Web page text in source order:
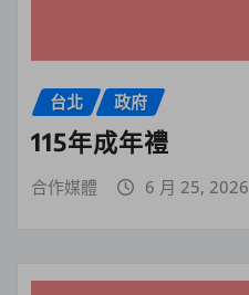
台北 政府
115年成年禮
合作媒體 6 月 25, 2026